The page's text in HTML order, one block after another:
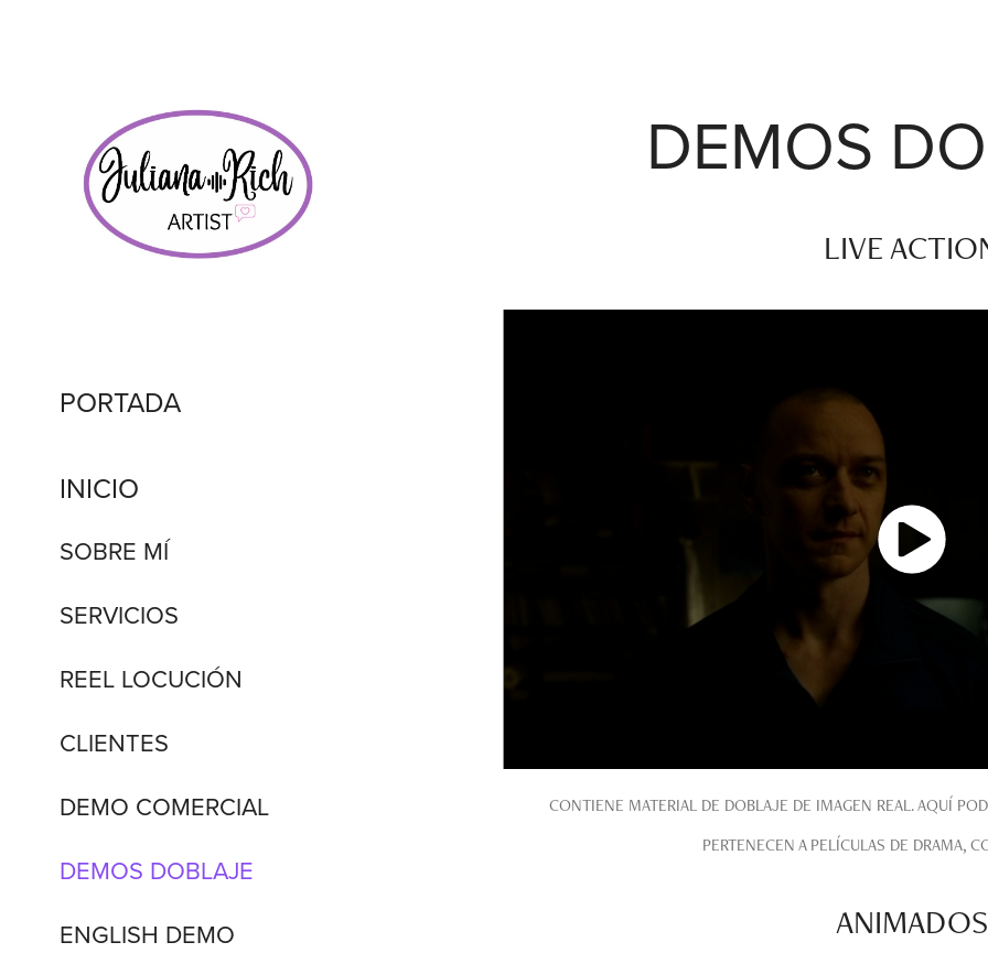
PORTADA
INICIO
SOBRE MÍ
SERVICIOS
REEL LOCUCIÓN
CLIENTES
DEMO COMERCIAL
DEMOS DOBLAJE
ENGLISH DEMO
DEMOS
LIVE
CONTIENE MATERIAL DE DOBLAJE DE IMAGEN REAL. AQUÍ
PERTENECEN A PELÍCULAS DE DRAMA,
ANIMADOS